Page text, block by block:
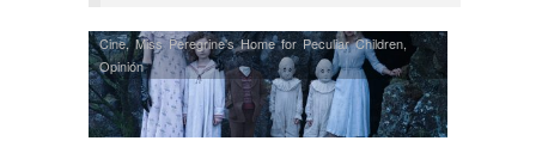
Cine, Miss Peregrine's Home for Peculiar Children,
Opinión